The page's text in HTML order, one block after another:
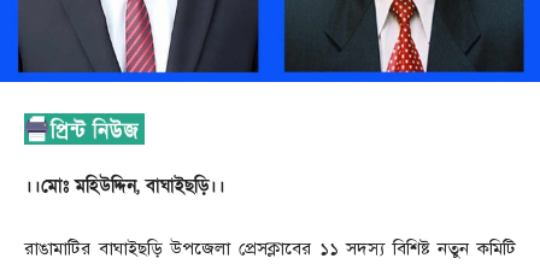
।।মোঃ মহিউদ্দিন, বাঘাইছড়ি।।
রাঙামাটির বাঘাইছড়ি উপজেলা প্রেসক্লাবের ১১ সদস্য বিশিষ্ট নতুন কমিটি